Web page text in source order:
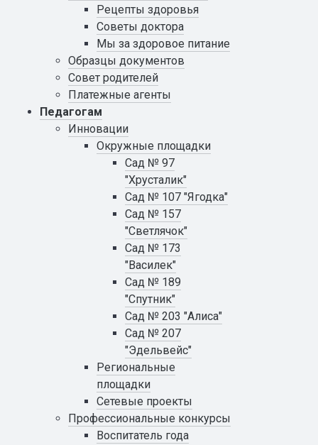
Рецепты здоровья
Советы доктора
Мы за здоровое питание
Образцы документов
Совет родителей
Платежные агенты
Педагогам
Инновации
Окружные площадки
Сад № 97
"Хрусталик"
Сад № 107 "Ягодка"
Сад № 157
"Светлячок"
Сад № 173
"Василек"
Сад № 189
"Спутник"
Сад № 203 "Алиса"
Сад № 207
"Эдельвейс"
Региональные
площадки
Сетевые проекты
Профессиональные конкурсы
Воспитатель года